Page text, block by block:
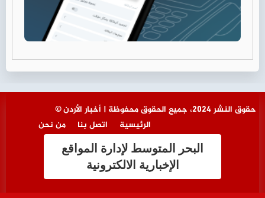
© حقوق النشر 2024، جميع الحقوق محفوظة | أخبار الأردن
من نحن
اتصل بنا الرئيسية
البحر المتوسط لإدارة المواقع
الإخبارية الالكترونية